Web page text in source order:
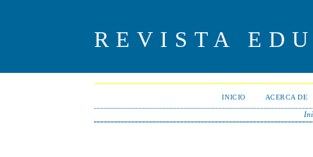
REVISTA
INICIO ACERCA DE